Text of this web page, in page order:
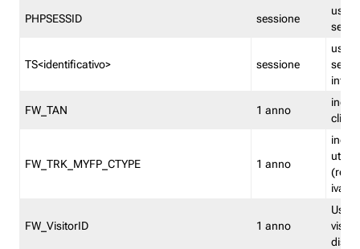
PHPSESSID sessione
TS<identificativo> sessione
FW_TAN 1 anno
FW_TRK_MYFP_CTYPE 1 anno
iva/
FW_VisitorID 1 anno